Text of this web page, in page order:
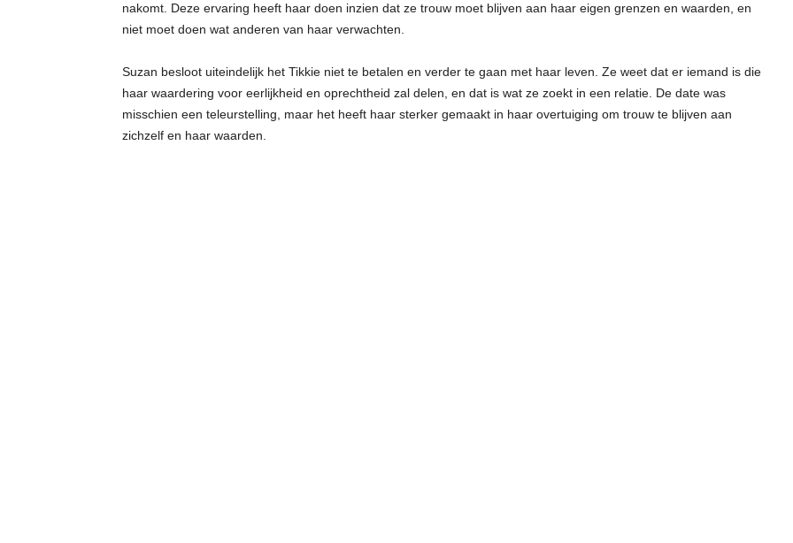
nakomt. Deze ervaring heeft haar doen inzien dat ze trouw moet blijven aan haar eigen grenzen en waarden, en
niet moet doen wat anderen van haar verwachten.
Suzan besloot uiteindelijk het Tikkie niet te betalen en verder te gaan met haar leven. Ze weet dat er iemand is die
haar waardering voor eerlijkheid en oprechtheid zal delen, en dat is wat ze zoekt in een relatie. De date was
misschien een teleurstelling, maar het heeft haar sterker gemaakt in haar overtuiging om trouw te blijven aan
zichzelf en haar waarden.